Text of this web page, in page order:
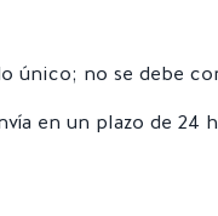
único; no se debe
en un plazo de 24